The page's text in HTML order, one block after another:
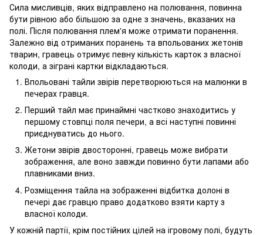
Сила мисливців, яких відправлено на полювання, повинна
бути рівною або більшою за одне з значень, вказаних на
полі. Після полювання плем'я може отримати поранення.
Залежно від отриманих поранень та впольованих жетонів
тварин, гравець отримує певну кількість карток з власної
колоди, а зіграні картки відкладаються.
Впольовані тайли звірів перетворюються на малюнки в
печерах гравця.
Перший тайл має принаймні частково знаходитись у
першому стовпці поля печери, а всі наступні повинні
приєднуватись до нього.
Жетони звірів двосторонні, гравець може вибрати
зображення, але воно завжди повинно бути лапами або
плавниками вниз.
Розміщення тайла на зображенні відбитка долоні в
печері дає гравцю право додатково взяти карту з
власної колоди.
У кожній партії, крім постійних цілей на ігровому полі, будуть